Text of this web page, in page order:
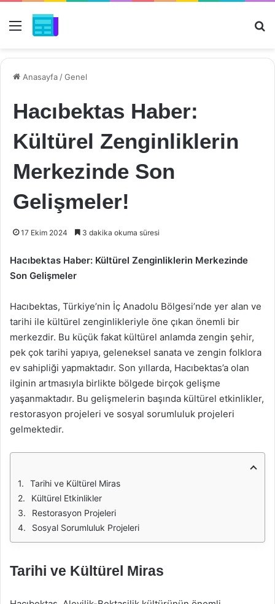
Menü
Anasayfa /Genel
Hacıbektas Haber:
Kültürel Zenginliklerin
Merkezinde Son
Gelişmeler!
17 Ekim 2024 3 dakika okuma süresi
Hacıbektas Haber: Kültürel Zenginliklerin Merkezinde
Son Gelişmeler
Hacıbektas, Türkiye’nin İç Anadolu Bölgesi’nde yer alan ve
tarihi ile kültürel zenginlikleriyle öne çıkan önemli bir
merkezdir. Bu küçük fakat kültürel anlamda zengin şehir,
pek çok tarihi yapıya, geleneksel sanata ve zengin folklora
ev sahipliği yapmaktadır. Son yıllarda, Hacıbektas’a olan
ilginin artmasıyla birlikte bölgede birçok gelişme
yaşanmaktadır. Bu gelişmelerin başında kültürel etkinlikler,
restorasyon projeleri ve sosyal sorumluluk projeleri
gelmektedir.
Tarihi ve Kültürel Miras
Kültürel Etkinlikler
Restorasyon Projeleri
Sosyal Sorumluluk Projeleri
Tarihi ve Kültürel Miras